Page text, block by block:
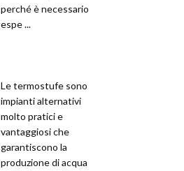
perché è necessario
espe ...
Le termostufe sono
impianti alternativi
molto pratici e
vantaggiosi che
garantiscono la
produzione di acqua